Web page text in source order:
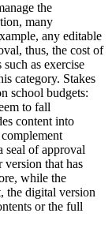
the
many
any editable
thus, the cost of
as exercise
category. Stakes
school budgets:
to fall
content into
seal of approval
version that has
while the
the digital version
or the full